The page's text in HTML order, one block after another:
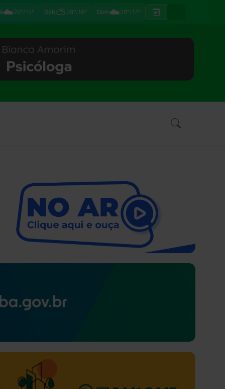
☁️26°/15° Sáb⛅28°/16° Dom☁️28°/17°